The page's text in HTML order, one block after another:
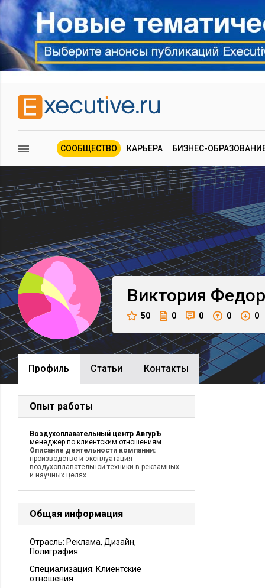
СООБЩЕСТВО КАРЬЕРА БИЗНЕС-
Виктория
50 0 0 0 0
Профиль Cтатьи Контакты
Опыт работы
Воздухоплавательный центр АвгурЪ
менеджер по клиентским отношениям
Описание деятельности компании:
производство и эксплуатация
воздухоплавательной техники в рекламных
и научных целях
Общая информация
Отрасль: Реклама, Дизайн,
Полиграфия
Специализация: Клиентские
отношения